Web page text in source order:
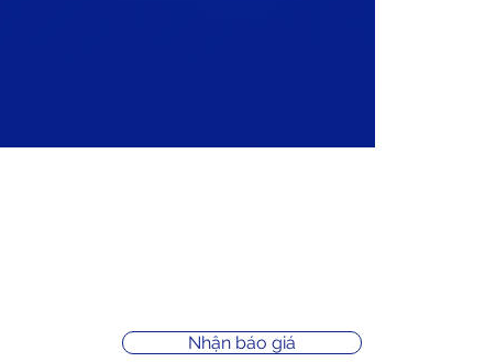
Nhận báo giá